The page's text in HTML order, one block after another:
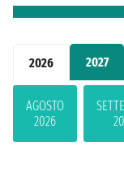
2026 2027
AGOSTO
2026